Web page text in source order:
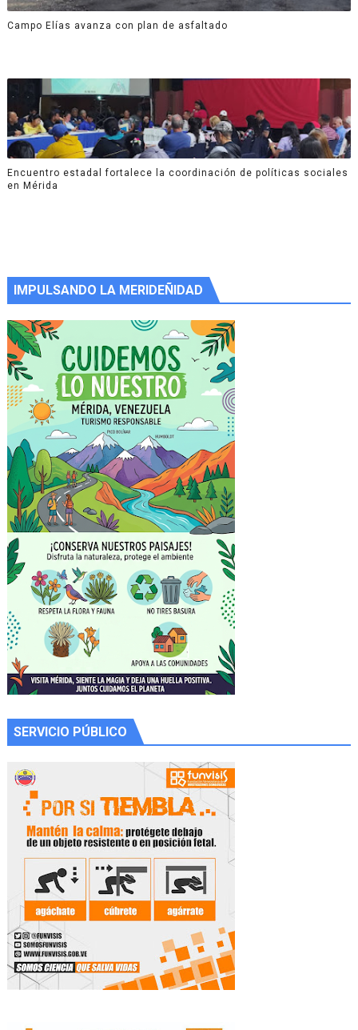
Campo Elías avanza con plan de asfaltado
Encuentro estadal fortalece la coordinación de políticas sociales
en Mérida
IMPULSANDO LA MERIDEÑIDAD
SERVICIO PÚBLICO